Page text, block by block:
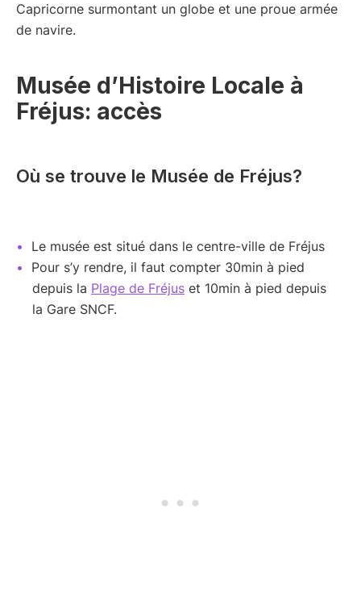
Capricorne surmontant un globe et une proue armée
de navire.
Musée d’Histoire Locale à
Fréjus: accès
Où se trouve le Musée de Fréjus?
Le musée est situé dans le centre-ville de Fréjus
Pour s’y rendre, il faut compter 30min à pied
depuis la Plage de Fréjus et 10min à pied depuis
la Gare SNCF.